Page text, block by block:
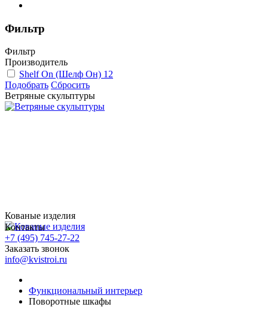
Фильтр
Фильтр
Производитель
Shelf On (Шелф Он) 12
Подобрать Сбросить
Ветряные скульптуры
Кованые изделия
Контакты
+7 (495) 745-27-22
Заказать звонок
info@kvistroi.ru
Функциональный интерьер
Поворотные шкафы